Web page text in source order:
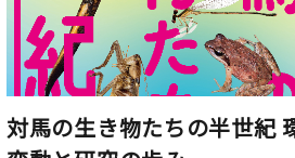
対馬の生き物たちの半世紀